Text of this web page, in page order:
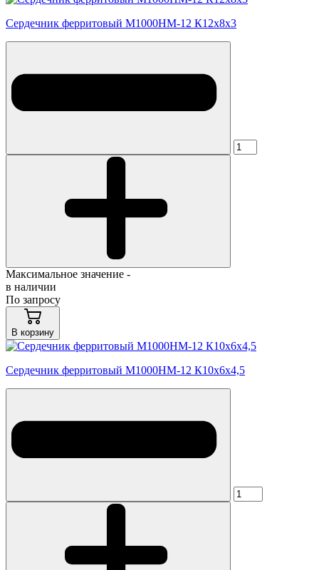
Сердечник ферритовый М1000НМ-12 К12х8х3
Максимальное значение -
в наличии
По запросу
В корзину
Сердечник ферритовый М1000НМ-12 К10х6х4,5